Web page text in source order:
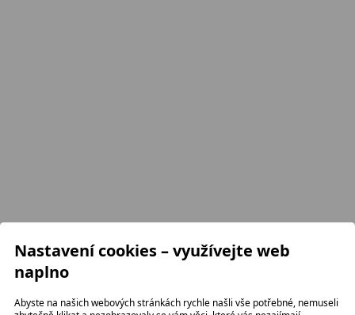
Pěvecký spolek Záboj Pelhřimov
Sbormistr Petr Žák:777 272 672
Facebook
Nastavení cookies – využívejte web
naplno
Abyste na našich webových stránkách rychle našli vše potřebné, nemuseli